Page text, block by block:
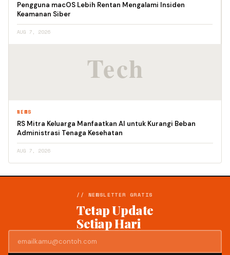
Pengguna macOS Lebih Rentan Mengalami Insiden
Keamanan Siber
AUG 7, 2026
NEWS
RS Mitra Keluarga Manfaatkan AI untuk Kurangi Beban
Administrasi Tenaga Kesehatan
AUG 7, 2026
// NEWSLETTER GRATIS
Tetap Update
Setiap Hari